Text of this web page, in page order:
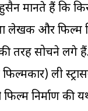
मानते हैं कि
लेखक और फिल्म
की तरह सोचने लगे
ली
निर्माण की